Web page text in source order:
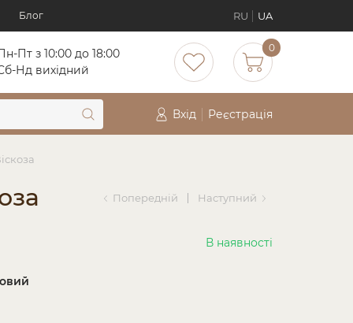
Блог RU UA
Пт з 10:00 до 18:00
Нд вихідний
0
Вхід Реєстрація
Попередній Наступний
В наявності